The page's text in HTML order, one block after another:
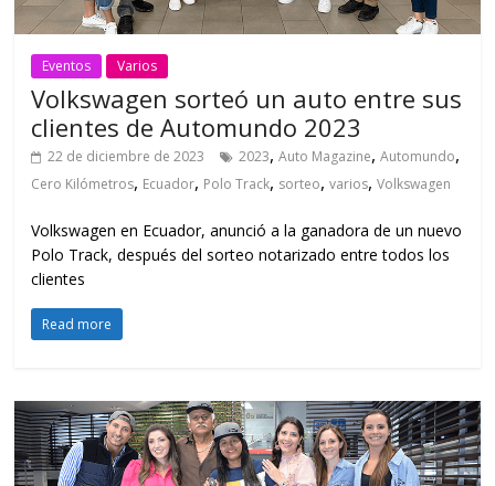
Eventos Varios
Volkswagen sorteó un auto entre sus
clientes de Automundo 2023
22 de diciembre de 2023 2023,Auto Magazine,Automundo,
Cero Kilómetros, Ecuador, Polo Track, sorteo,varios,Volkswagen
Volkswagen en Ecuador, anunció a la ganadora de un nuevo
Polo Track, después del sorteo notarizado entre todos los
clientes
Read more